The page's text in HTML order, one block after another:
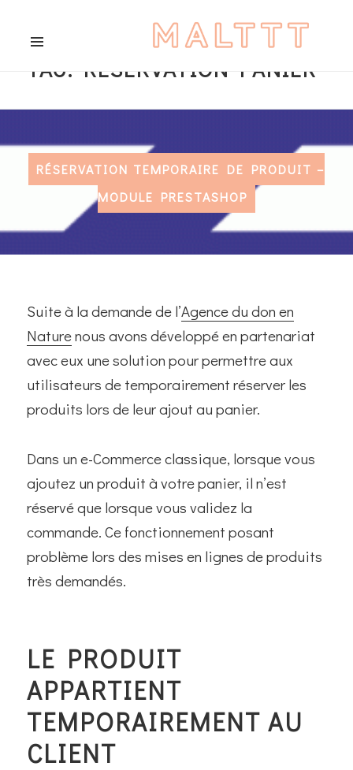
AND
TAG: RESERVATION PANIER
RÉSERVATION TEMPORAIRE DE PRODUIT –
MODULE PRESTASHOP
Suite à la demande de l’Agence du don en
Naturenous avons développé en partenariat
avec eux une solution pour permettre aux
utilisateurs de temporairement réserver les
produits lors de leur ajout au panier.
Dans un e-Commerce classique, lorsque vous
ajoutez un produit à votre panier, il n’est
réservé que lorsque vous validez la
commande. Ce fonctionnement posant
problème lors des mises en lignes de produits
très demandés.
LE PRODUIT
APPARTIENT
TEMPORAIREMENT AU
CLIENT